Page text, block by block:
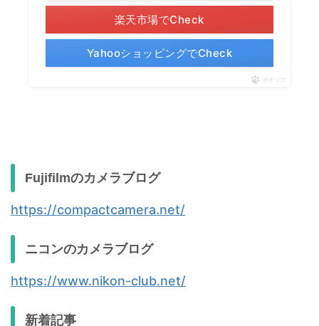
楽天市場でCheck
YahooショッピングでCheck
ポチップ
Fujifilmのカメラブログ
https://compactcamera.net/
ニコンのカメラブログ
https://www.nikon-club.net/
新着記事